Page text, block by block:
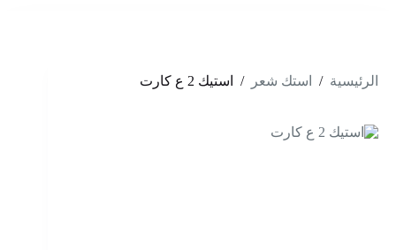
الرئيسية / استك شعر / استيك 2 ع كارت